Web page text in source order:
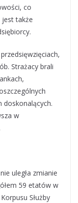
co
jest także
Strażacy brali
doskonalących.
w
uległa zmianie
59 etatów w
Służby